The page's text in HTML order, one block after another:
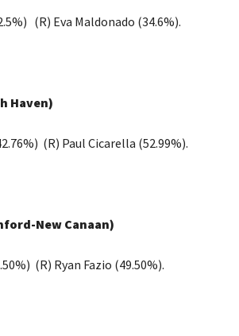
(R) Eva Maldonado (34.6%).
Haven)
(R) Paul Cicarella (52.99%).
New Canaan)
(R) Ryan Fazio (49.50%).